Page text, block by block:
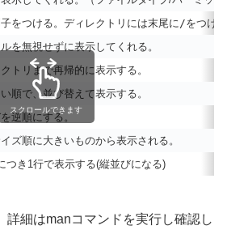
をつける。ディレクトリには末尾に/をつけ
を無視せずに表示してくれる。
トリまで再帰的に表示する。
順で、並び替えて表示する。
逆順にする。
ズ順に大きいものから表示される。
つき1行で表示する(縦並びになる)
スクロールできます
詳細はmanコマンドを実行し確認し